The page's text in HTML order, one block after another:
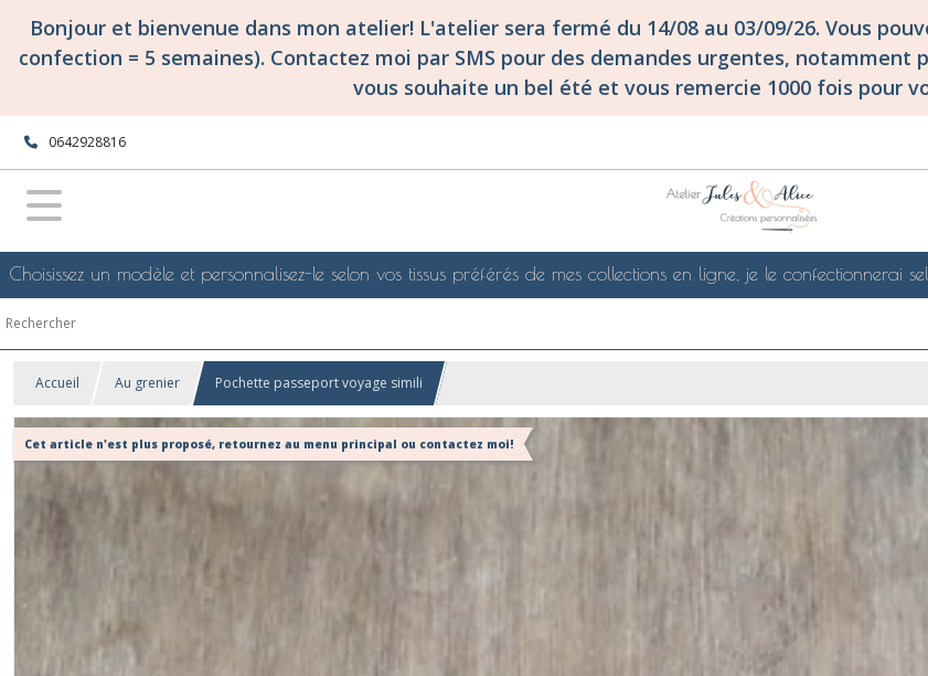
Bonjour et bienvenue dans mon atelier! L'atelier sera fermé du 14/08 au 03/09/26. Vous
confection = 5 semaines). Contactez moi par SMS pour des demandes urgentes,
vous souhaite un bel été et vous remercie 1000 fois pour
0642928816
Choisissez un modèle et personnalisez-le selon vos tissus préférés de mes collections en ligne, je le confectionnerai
Accueil Au grenier Pochette passeport voyage simili
Cet article n'est plus proposé, retournez au menu principal ou contactez moi!